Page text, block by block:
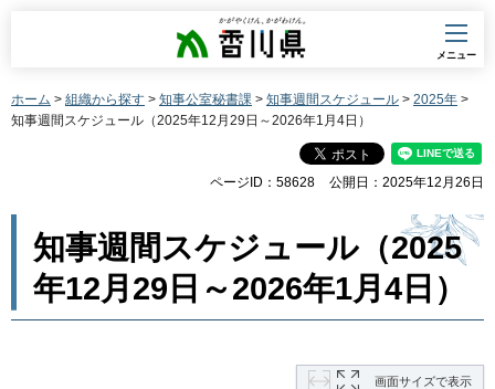
香川県
メニュー
ホーム > 組織から探す > 知事公室秘書課 > 知事週間スケジュール > 2025年 >
知事週間スケジュール（2025年12月29日～2026年1月4日）
ページID：58628 公開日：2025年12月26日
知事週間スケジュール（2025
年12月29日～2026年1月4日）
画面サイズで表示